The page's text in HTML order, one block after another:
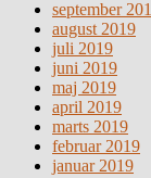
september
august 2019
juli 2019
juni 2019
maj 2019
april 2019
marts 2019
februar 2019
januar 2019